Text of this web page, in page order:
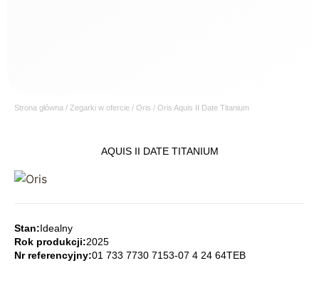
Strona główna / Zegarki w ofercie / Oris / Oris Aquis II Date Titanium
AQUIS II DATE TITANIUM
Stan:Idealny
Rok produkcji:2025
Nr referencyjny:01 733 7730 7153-07 4 24 64TEB